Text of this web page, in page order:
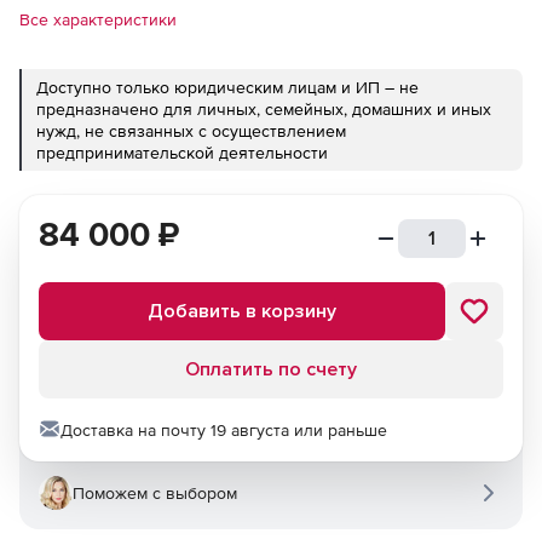
Все характеристики
Доступно только юридическим лицам и ИП – не
предназначено для личных, семейных, домашних и иных
нужд, не связанных с осуществлением
предпринимательской деятельности
84 000 ₽
Добавить в корзину
Оплатить по счету
Доставка на почту 19 августа или раньше
Поможем с выбором